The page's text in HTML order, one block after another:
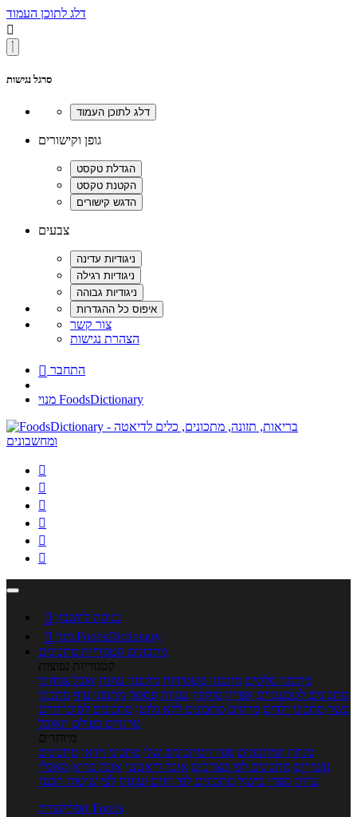
דלג לתוכן העמוד

סרגל נגישות
גופן וקישורים
צבעים
צור קשר
הצהרת נגישות
 התחבר
מנוי FoodsDictionary






 כניסה לחשבון

מנוי FoodsDictionary
מתכונים קטגוריות מתכונים
קטגוריות נפוצות
מתכוני סלטים מתכוני פשטידות מתכוני עוגות אוכל צמחוני
מתכונים לטבעוניים אפייה מוקפץ עוגיות פסטה מתכוני עוף מתכוני
בשר מתכוני ילדים מרקים מתכונים ללא גלוטן מתכונים לסוכרתיים
טרנדים בעולם האוכל
מיוחדים
מנתח המתכונים ספר המתכונים שלי מתכוני וידאו מתכונים
עשירים מתכונים לפי מצרכים אוכל דיאטטי אוכל בריא מאכלי
עדות ספרי בישול מתכונים לפי חגים ועונות לפי שיטות הכנה
אפליקציית Foods